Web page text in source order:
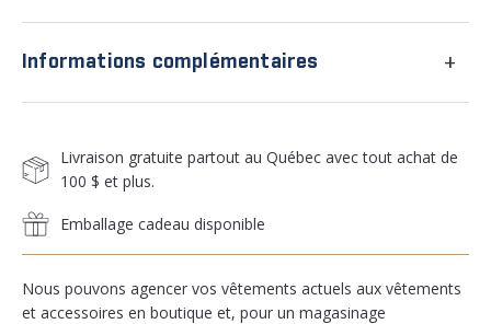
Informations complémentaires +
Livraison gratuite partout au Québec avec tout achat de
100 $ et plus.
Emballage cadeau disponible
Nous pouvons agencer vos vêtements actuels aux vêtements
et accessoires en boutique et, pour un magasinage